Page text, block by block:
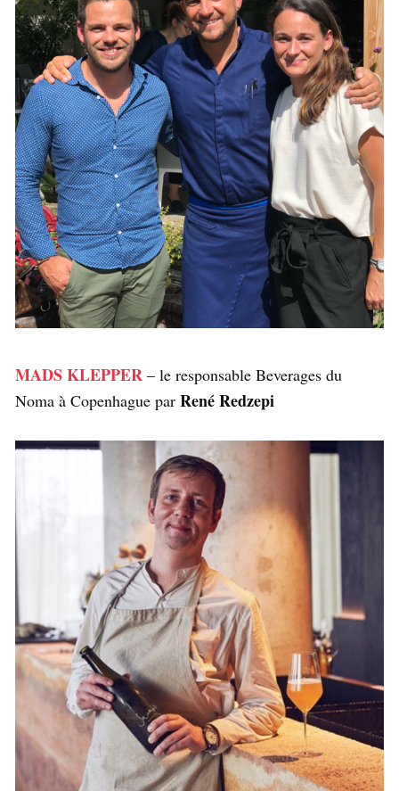
MADS KLEPPER – le responsable Beverages du
Noma à Copenhague par René Redzepi